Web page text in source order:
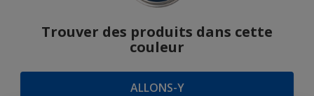
Trouver des produits dans cette
couleur
ALLONS-Y